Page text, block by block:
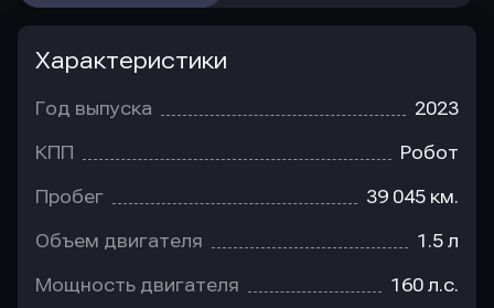
Характеристики
Год выпуска 2023
КПП Робот
Пробег 39 045 км.
Объем двигателя 1.5 л
Мощность двигателя 160 л.с.